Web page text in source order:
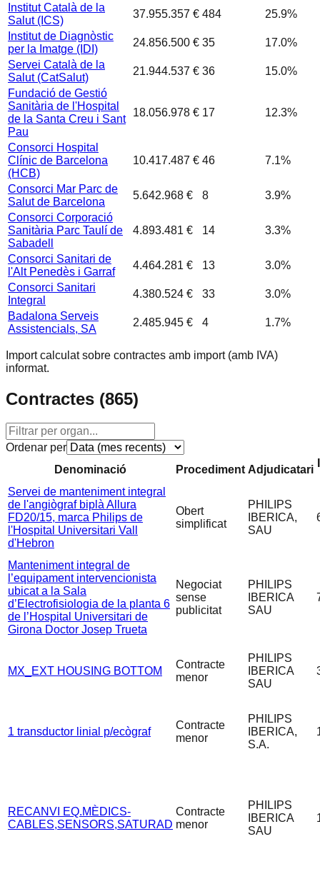
Institut Català de la
Salut (ICS)
37.955.357 € 484 25.9%
Institut de Diagnòstic
per la Imatge (IDI)
24.856.500 € 35 17.0%
Servei Català de la
Salut (CatSalut)
21.944.537 € 36 15.0%
Fundació de Gestió
Sanitària de l'Hospital
de la Santa Creu i Sant
Pau
18.056.978 € 17 12.3%
Consorci Hospital
Clínic de Barcelona
(HCB)
10.417.487 € 46 7.1%
Consorci Mar Parc de
Salut de Barcelona
5.642.968 € 8 3.9%
Consorci Corporació
Sanitària Parc Taulí de
Sabadell
4.893.481 € 14 3.3%
Consorci Sanitari de
l'Alt Penedès i Garraf
4.464.281 € 13 3.0%
Consorci Sanitari
Integral
4.380.524 € 33 3.0%
Badalona Serveis
Assistencials, SA
2.485.945 € 4 1.7%
Import calculat sobre contractes amb import (amb IVA)
informat.
Contractes (865)
Ordenar per
Denominació
Procediment Adjudicatari
Servei de manteniment integral
de l'angiògraf biplà Allura
FD20/15, marca Philips de
l'Hospital Universitari Vall
d'Hebron
Obert
simplificat
PHILIPS
IBERICA,
SAU
Manteniment integral de
l’equipament intervencionista
ubicat a la Sala
d’Electrofisiologia de la planta 6
de l’Hospital Universitari de
Girona Doctor Josep Trueta
Negociat
sense
publicitat
PHILIPS
IBERICA
SAU
MX_EXT HOUSING BOTTOM
Contracte
menor
PHILIPS
IBERICA
SAU
1 transductor linial p/ecògraf
Contracte
menor
PHILIPS
IBERICA,
S.A.
RECANVI EQ.MÈDICS-
CABLES,SENSORS,SATURAD
Contracte
menor
PHILIPS
IBERICA
SAU